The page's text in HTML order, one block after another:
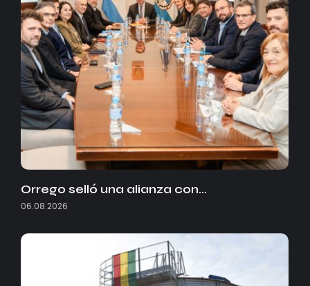
Orrego selló una alianza con…
06.08.2026